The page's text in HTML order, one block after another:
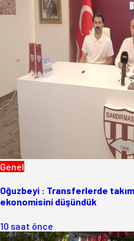
Genel
Oğuzbeyi : Transferlerde
ekonomisini düşündük
10 saat önce